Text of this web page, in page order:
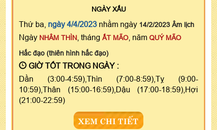
NGÀYXẤU
Thứ ba, ngày 4/4/2023 nhằm ngày 14/2/2023 Âm lịch
Ngày NHÂM THÌN , tháng ẤT MÃO , năm QUÝ MÃO
Hắc đạo (thiên hình hắc đạo)
GIỜ TỐT TRONG NGÀY :
Dần (3:00-4:59),Thìn (7:00-8:59),Tỵ (9:00-
10:59),Thân (15:00-16:59),Dậu (17:00-18:59),Hợi
(21:00-22:59)
XEM CHI TIẾT